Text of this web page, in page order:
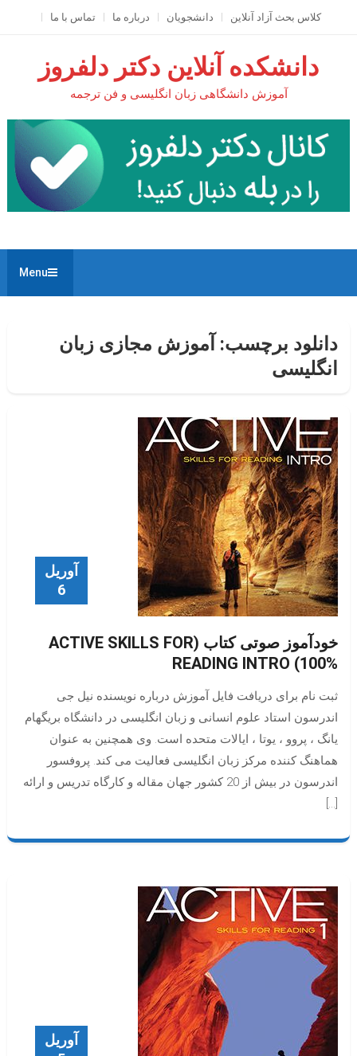
کلاس بحث آزاد آنلاين دانشجویان درباره ما تماس با ما
دانشکده آنلاین دکتر دلفروز
آموزش دانشگاهی زبان انگلیسی و فن ترجمه
Menu
دانلود برچسب: آموزش مجازی زبان
انگلیسی
آوریل
6
خودآموز صوتی کتاب (ACTIVE SKILLS FOR
READING INTRO (100%
ثبت نام برای دریافت فایل آموزش درباره نویسنده نیل جی
اندرسون استاد علوم انسانی و زبان انگلیسی در دانشگاه بریگهام
یانگ ، پروو ، یوتا ، ایالات متحده است. وی همچنین به عنوان
هماهنگ کننده مرکز زبان انگلیسی فعالیت می کند. پروفسور
اندرسون در بیش از 20 کشور جهان مقاله و کارگاه تدریس و ارائه
[…]
آوریل